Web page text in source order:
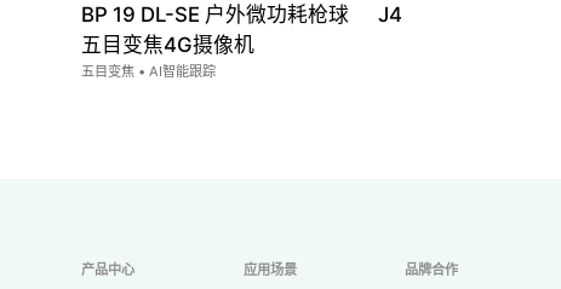
BP 19 DL-SE 户外微功耗枪球
五目变焦4G摄像机
五目变焦 • AI智能跟踪
J4
产品中心 应用场景 品牌合作